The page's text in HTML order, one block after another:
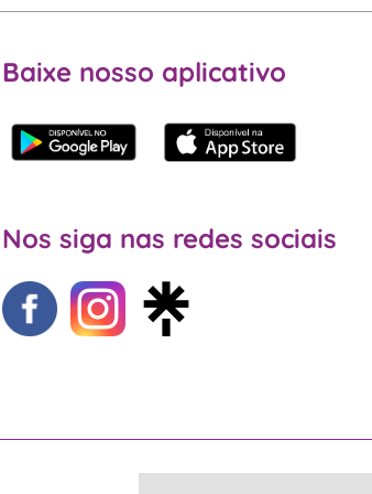
Baixe nosso aplicativo
Nos siga nas redes sociais